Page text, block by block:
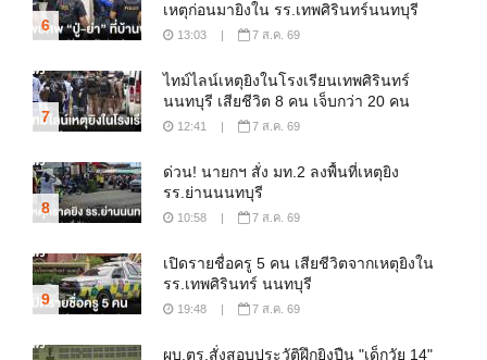
6
เหตุก่อนมายิงใน รร.เทพศิรินทร์นนทบุรี
13:03 | 7 ส.ค. 69
7
ไทม์ไลน์เหตุยิงในโรงเรียนเทพศิรินทร์
นนทบุรี เสียชีวิต 8 คน เจ็บกว่า 20 คน
12:41 | 7 ส.ค. 69
8
ด่วน! นายกฯ สั่ง มท.2 ลงพื้นที่เหตุยิง
รร.ย่านนนทบุรี
10:58 | 7 ส.ค. 69
9
เปิดรายชื่อครู 5 คน เสียชีวิตจากเหตุยิงใน
รร.เทพศิรินทร์ นนทบุรี
19:48 | 7 ส.ค. 69
ผบ.ตร.สั่งสอบประวัติฝึกยิงปืน "เด็กวัย 14"